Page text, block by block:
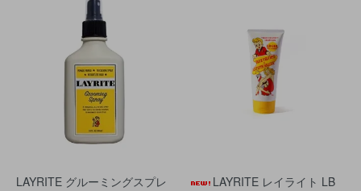
LAYRITE グルーミングスプレ
LAYRITE レイライト LB